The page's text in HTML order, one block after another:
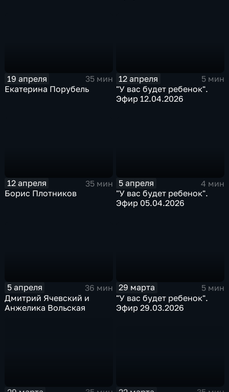
19 апреля
35 мин
Екатерина Порубель
12 апреля
5 мин
"У вас будет ребенок".
Эфир 12.04.2026
12 апреля
35 мин
Борис Плотников
5 апреля
4 мин
"У вас будет ребенок".
Эфир 05.04.2026
5 апреля
36 мин
Дмитрий Ячевский и
Анжелика Вольская
29 марта
5 мин
"У вас будет ребенок".
Эфир 29.03.2026